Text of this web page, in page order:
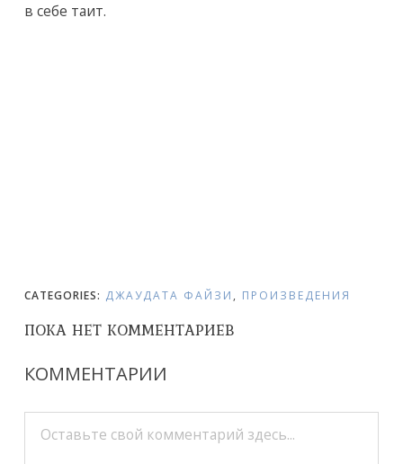
в себе таит.
CATEGORIES: ДЖАУДАТА ФАЙЗИ , ПРОИЗВЕДЕНИЯ
ПОКА НЕТ КОММЕНТАРИЕВ
КОММЕНТАРИИ